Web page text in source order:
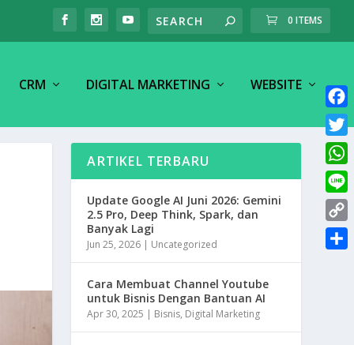
0 ITEMS
CRM DIGITAL MARKETING WEBSITE
ARTIKEL TERBARU
Update Google AI Juni 2026: Gemini
2.5 Pro, Deep Think, Spark, dan
Banyak Lagi
Jun 25, 2026 | Uncategorized
Cara Membuat Channel Youtube
untuk Bisnis Dengan Bantuan AI
Apr 30, 2025 | Bisnis, Digital Marketing
F
a
c
e
b
o
o
T
w
i
t
t
W
h
a
L
i
n
C
o